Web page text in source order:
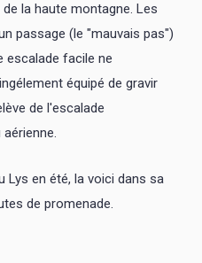
la haute montagne. Les
passage (le "mauvais pas")
escalade facile ne
équipé de gravir
de l'escalade
Lys en été, la voici dans sa
de promenade.